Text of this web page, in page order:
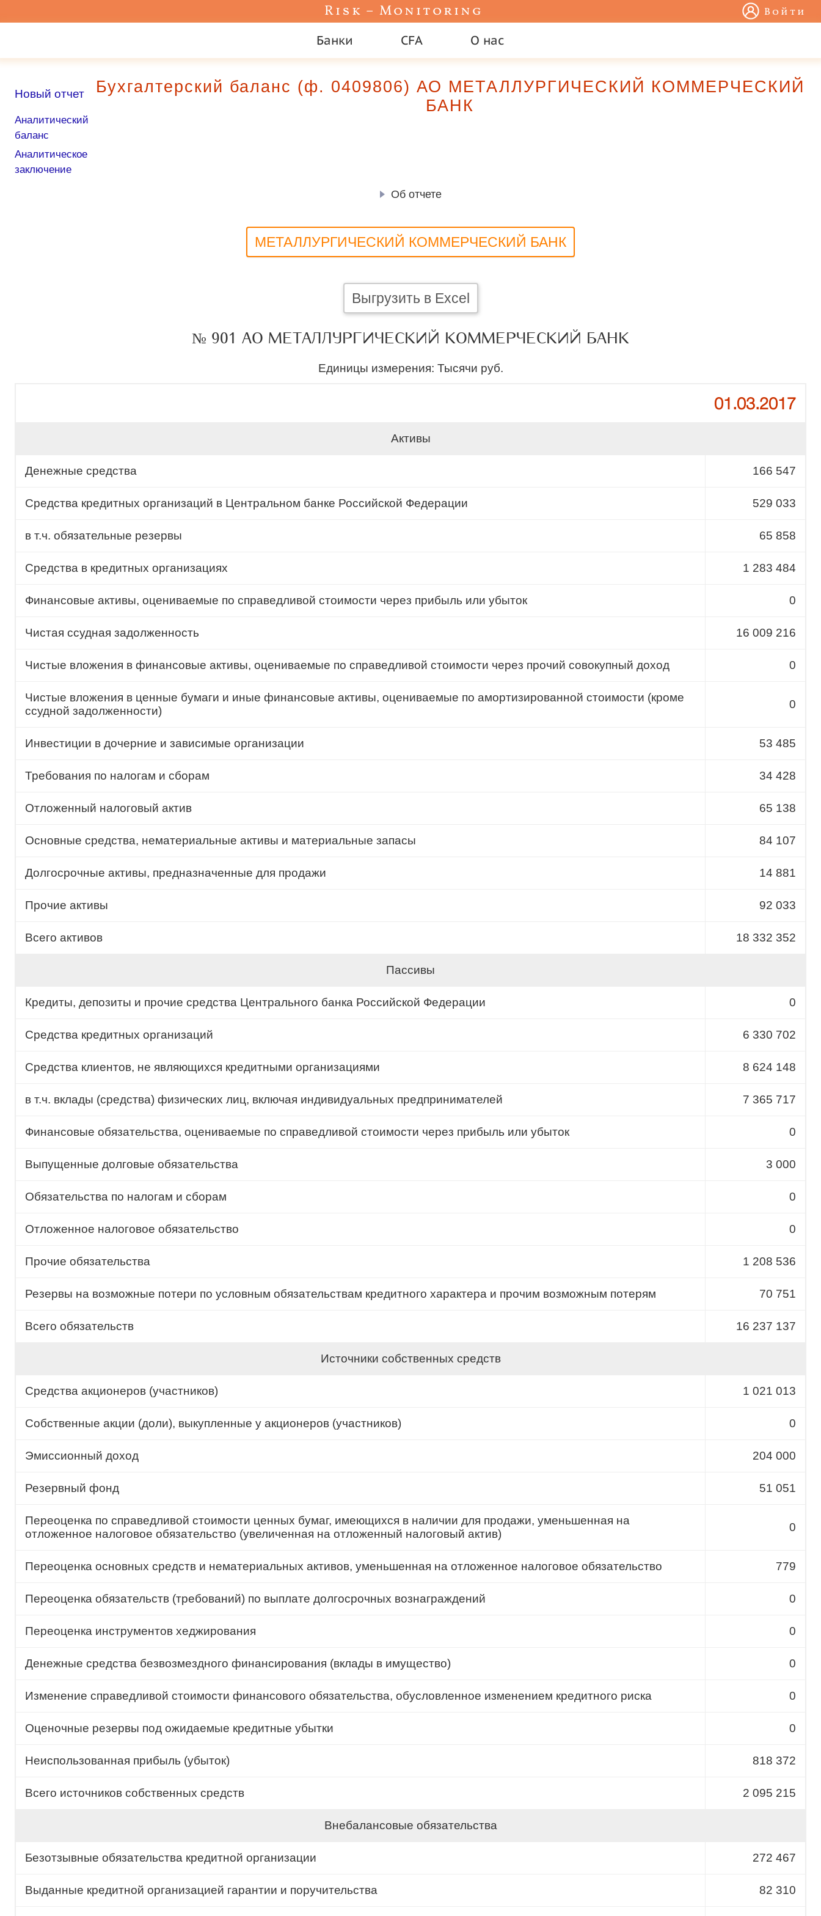
Risk – Monitoring Войти
Банки CFA О нас
Новый отчет
Аналитический
баланс
Аналитическое
заключение
Бухгалтерский баланс (ф. 0409806) АО МЕТАЛЛУРГИЧЕСКИЙ КОММЕРЧЕСКИЙ
БАНК
Об отчете
МЕТАЛЛУРГИЧЕСКИЙ КОММЕРЧЕСКИЙ БАНК
Выгрузить в Excel
№ 901 АО МЕТАЛЛУРГИЧЕСКИЙ КОММЕРЧЕСКИЙ БАНК
Единицы измерения: Тысячи руб.
01.03.2017
Активы
Денежные средства 166 547
Средства кредитных организаций в Центральном банке Российской Федерации 529 033
в т.ч. обязательные резервы 65 858
Средства в кредитных организациях 1 283 484
Финансовые активы, оцениваемые по справедливой стоимости через прибыль или убыток 0
Чистая ссудная задолженность 16 009 216
Чистые вложения в финансовые активы, оцениваемые по справедливой стоимости через прочий совокупный доход 0
Чистые вложения в ценные бумаги и иные финансовые активы, оцениваемые по амортизированной стоимости (кроме
ссудной задолженности)
0
Инвестиции в дочерние и зависимые организации 53 485
Требования по налогам и сборам 34 428
Отложенный налоговый актив 65 138
Основные средства, нематериальные активы и материальные запасы 84 107
Долгосрочные активы, предназначенные для продажи 14 881
Прочие активы 92 033
Всего активов 18 332 352
Пассивы
Кредиты, депозиты и прочие средства Центрального банка Российской Федерации 0
Средства кредитных организаций 6 330 702
Средства клиентов, не являющихся кредитными организациями 8 624 148
в т.ч. вклады (средства) физических лиц, включая индивидуальных предпринимателей 7 365 717
Финансовые обязательства, оцениваемые по справедливой стоимости через прибыль или убыток 0
Выпущенные долговые обязательства 3 000
Обязательства по налогам и сборам 0
Отложенное налоговое обязательство 0
Прочие обязательства 1 208 536
Резервы на возможные потери по условным обязательствам кредитного характера и прочим возможным потерям 70 751
Всего обязательств 16 237 137
Источники собственных средств
Средства акционеров (участников) 1 021 013
Собственные акции (доли), выкупленные у акционеров (участников) 0
Эмиссионный доход 204 000
Резервный фонд 51 051
Переоценка по справедливой стоимости ценных бумаг, имеющихся в наличии для продажи, уменьшенная на
отложенное налоговое обязательство (увеличенная на отложенный налоговый актив)
0
Переоценка основных средств и нематериальных активов, уменьшенная на отложенное налоговое обязательство 779
Переоценка обязательств (требований) по выплате долгосрочных вознаграждений 0
Переоценка инструментов хеджирования 0
Денежные средства безвозмездного финансирования (вклады в имущество) 0
Изменение справедливой стоимости финансового обязательства, обусловленное изменением кредитного риска 0
Оценочные резервы под ожидаемые кредитные убытки 0
Неиспользованная прибыль (убыток) 818 372
Всего источников собственных средств 2 095 215
Внебалансовые обязательства
Безотзывные обязательства кредитной организации 272 467
Выданные кредитной организацией гарантии и поручительства 82 310